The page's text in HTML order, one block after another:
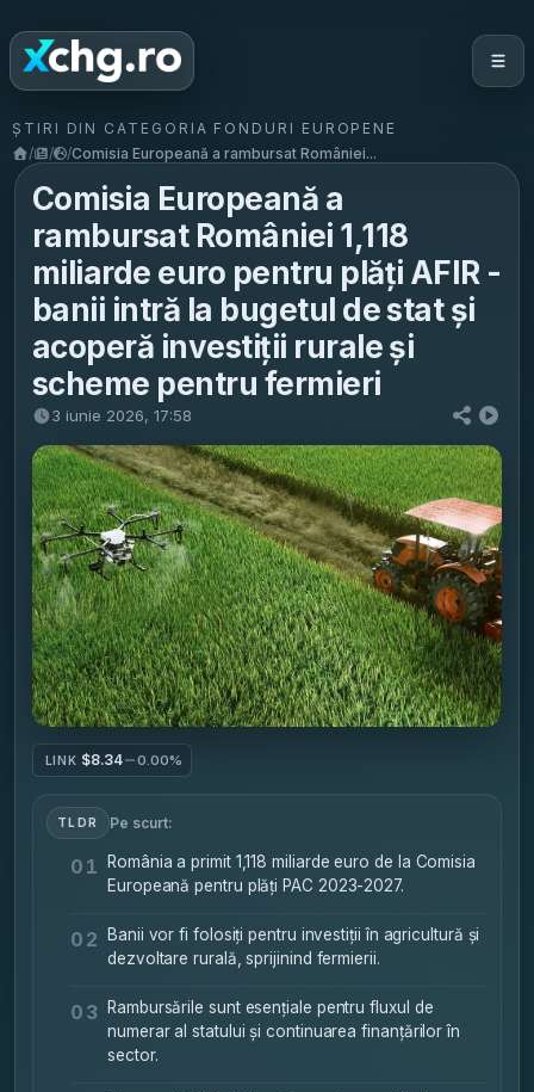
ȘTIRI DIN CATEGORIA FONDURI EUROPENE
/
/ /Comisia Europeană a rambursat României...
Comisia Europeană a
rambursat României 1,118
miliarde euro pentru plăți AFIR -
banii intră la bugetul de stat și
acoperă investiții rurale și
scheme pentru fermieri
3 iunie 2026, 17:58
LINK $8.34 0.00%
TLDR Pe scurt:
01
România a primit 1,118 miliarde euro de la Comisia
Europeană pentru plăți PAC 2023-2027.
02
Banii vor fi folosiți pentru investiții în agricultură și
dezvoltare rurală, sprijinind fermierii.
03
Rambursările sunt esențiale pentru fluxul de
numerar al statului și continuarea finanțărilor în
sector.